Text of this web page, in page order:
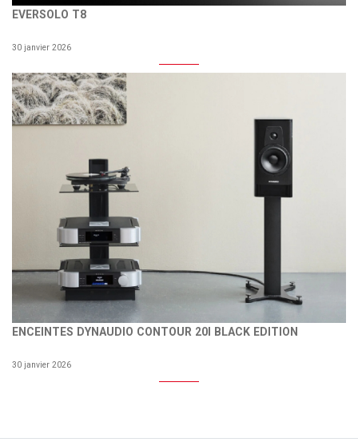
EVERSOLO T8
30 janvier 2026
ENCEINTES DYNAUDIO CONTOUR 20I BLACK EDITION
30 janvier 2026